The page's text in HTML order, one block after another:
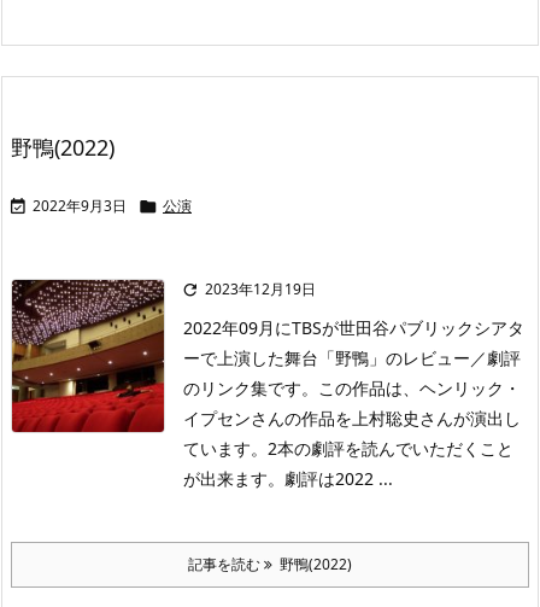
野鴨(2022)
 2022年9月3日  公演
 2023年12月19日
2022年09月にTBSが世田谷パブリックシアタ
ーで上演した舞台「野鴨」のレビュー／劇評
のリンク集です。この作品は、ヘンリック・
イプセンさんの作品を上村聡史さんが演出し
ています。2本の劇評を読んでいただくこと
が出来ます。劇評は2022 ...
記事を読む 野鴨(2022)